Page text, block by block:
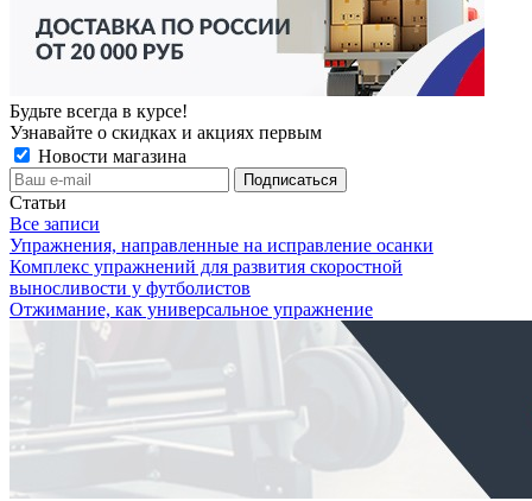
Будьте всегда в курсе!
Узнавайте о скидках и акциях первым
Новости магазина
Статьи
Все записи
Упражнения, направленные на исправление осанки
Комплекс упражнений для развития скоростной
выносливости у футболистов
Отжимание, как универсальное упражнение